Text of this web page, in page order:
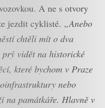
A ne s otvory
jezdit cyklisté. „Anebo
chtěli mít o dva
vidět na historické
které bychom v Praze
nebo
na památkáře. Hlavně v